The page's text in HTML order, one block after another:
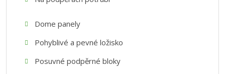
Dome panely
Pohyblivé a pevné ložisko
Posuvné podpěrné bloky